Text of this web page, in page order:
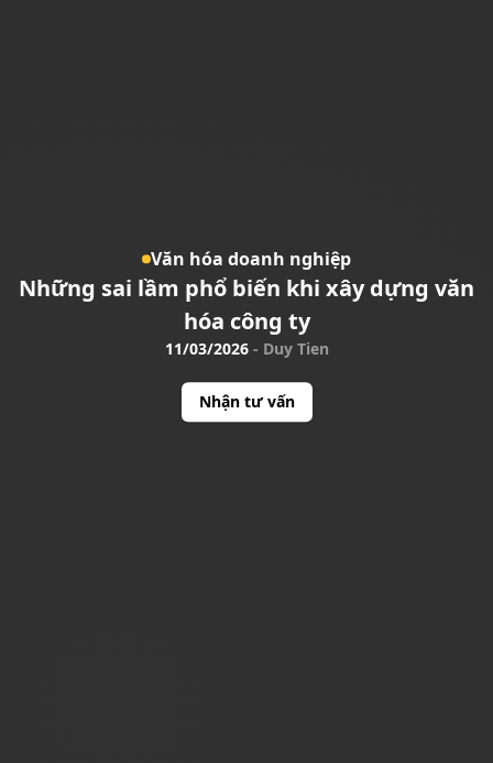
Văn hóa doanh nghiệp
Những sai lầm phổ biến khi xây dựng văn
hóa công ty
11/03/2026 - Duy Tien
Nhận tư vấn